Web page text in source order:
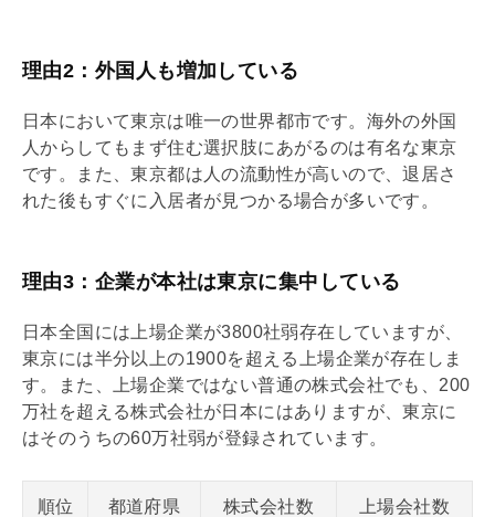
理由2：外国人も増加している
日本において東京は唯一の世界都市です。海外の外国
人からしてもまず住む選択肢にあがるのは有名な東京
です。また、東京都は人の流動性が高いので、退居さ
れた後もすぐに入居者が見つかる場合が多いです。
理由3：企業が本社は東京に集中している
日本全国には上場企業が3800社弱存在していますが、
東京には半分以上の1900を超える上場企業が存在しま
す。また、上場企業ではない普通の株式会社でも、200
万社を超える株式会社が日本にはありますが、東京に
はそのうちの60万社弱が登録されています。
順位 都道府県 株式会社数 上場会社数